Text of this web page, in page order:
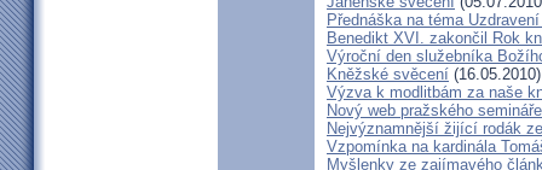
Přednáška na téma
Benedikt XVI. zakončil Rok
Výroční den služebníka
Kněžské svěcení (16.05.2010)
Výzva k modlitbám za naše
Nový web pražského semináře
Nejvýznamnější žijící rodák
Vzpomínka na kardinála
Myšlenky ze zajímavého